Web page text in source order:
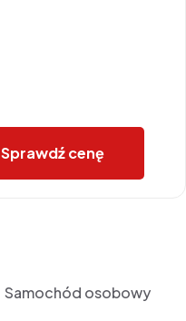
Sprawdź cenę
Samochód osobowy